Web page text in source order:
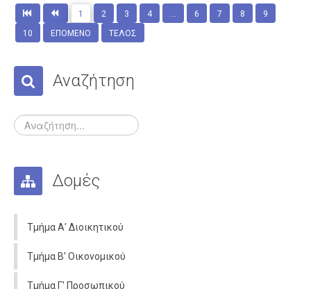
Πανελλαδικές Εξετάσεις
Διαγωνισμοί
1 2 3 4 ... 6 7 8
9
10
ΕΠΌΜΕΝΟ ΤΈΛΟΣ
Αναζήτηση
Δομές
Τμήμα Α' Διοικητικού
Τμήμα Β' Οικονομικού
Τμήμα Γ' Προσωπικού